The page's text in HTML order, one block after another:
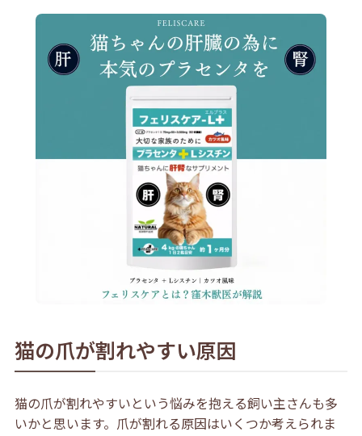
猫の爪が割れやすい原因
猫の爪が割れやすいという悩みを抱える飼い主さんも多
いかと思います。爪が割れる原因はいくつか考えられま